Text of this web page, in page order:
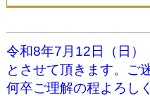
令和8年7月12日（日
とさせて頂きます。ご
何卒ご理解の程よろし